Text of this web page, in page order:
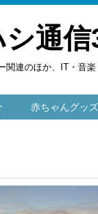
通信
関連のほか、IT・音
赤ちゃんグッズ